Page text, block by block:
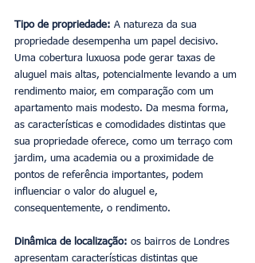
Tipo de propriedade: A natureza da sua
propriedade desempenha um papel decisivo.
Uma cobertura luxuosa pode gerar taxas de
aluguel mais altas, potencialmente levando a um
rendimento maior, em comparação com um
apartamento mais modesto. Da mesma forma,
as características e comodidades distintas que
sua propriedade oferece, como um terraço com
jardim, uma academia ou a proximidade de
pontos de referência importantes, podem
influenciar o valor do aluguel e,
consequentemente, o rendimento.
Dinâmica de localização: os bairros de Londres
apresentam características distintas que